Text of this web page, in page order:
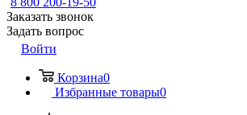
Заказать звонок
Задать вопрос
Войти
Корзина0
Избранные товары0